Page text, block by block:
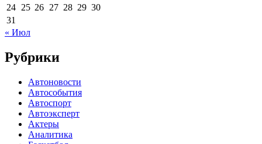
24 25 26 27 28 29 30
31
« Июл
Рубрики
Автоновости
Автособытия
Автоспорт
Автоэксперт
Актеры
Аналитика